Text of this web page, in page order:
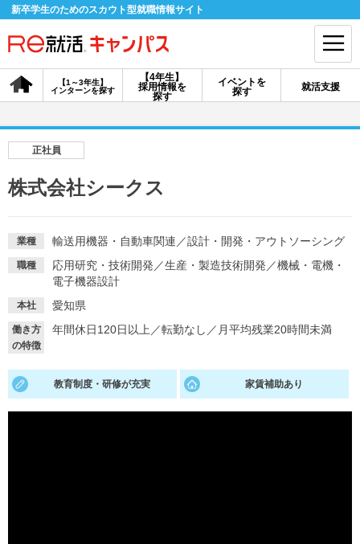
新卒学生のためのスカウト型就職情報サイト
【4年生】
採用情報を
探す
【1～3年生】
インターンを探す
イベントを
探す
就活支援
会員登録 ログイン
採用情報を探す
説明会を探す
インターンを探す
就活ノウハウ・サポート
就活支援
就活ノウハウが満載！
就活コラム
お役立ち記事・相談室など
正社員
株式会社シークス
業種 輸送用機器・自動車関連 ／設計・開発・アウトソーシング
職種 応用研究・技術開発 ／生産・製造技術開発 ／機械・電機・
電子機器設計
本社 愛知県
働き方
の特徴
年間休日120日以上 ／転勤なし ／ 月平均残業20時間未満
教育制度・研修が充実 家賃補助あり